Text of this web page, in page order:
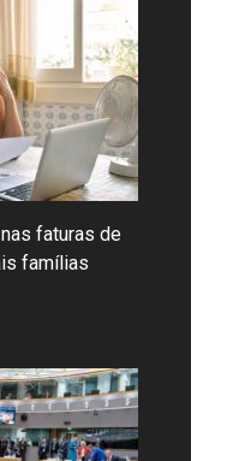
faturas de
famílias